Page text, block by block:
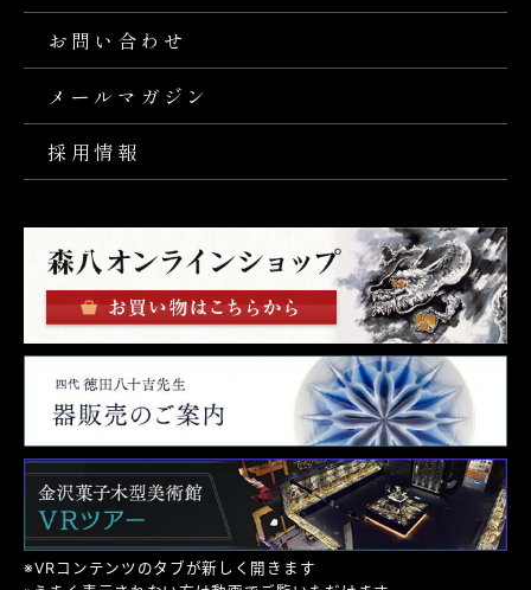
お問い合わせ
メールマガジン
採用情報
※VRコンテンツのタブが新しく開きます